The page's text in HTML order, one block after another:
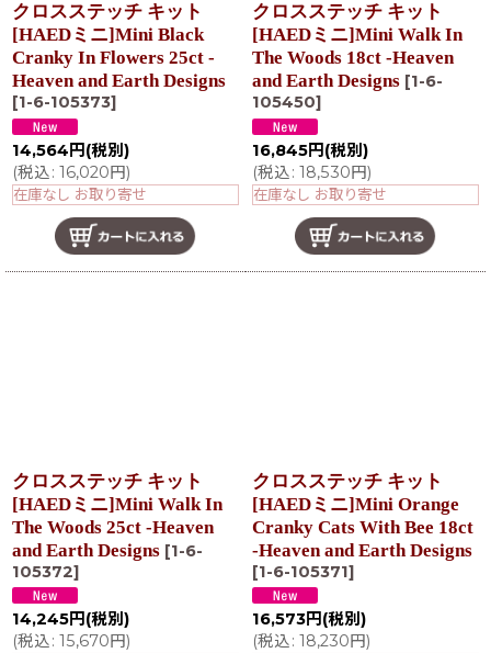
クロスステッチ キット
[HAEDミニ]Mini Black
Cranky In Flowers 25ct -
Heaven and Earth Designs
[1-6-105373]
14,564 円 (税別)
(税込: 16,020円)
在庫なし お取り寄せ
クロスステッチ キット
[HAEDミニ]Mini Walk In
The Woods 18ct -Heaven
and Earth Designs [1-6-
105450]
16,845円 (税別)
(税込: 18,530円)
在庫なし お取り寄せ
クロスステッチ キット
[HAEDミニ]Mini Walk In
The Woods 25ct -Heaven
and Earth Designs [1-6-
105372]
14,245円 (税別)
(税込: 15,670円)
クロスステッチ キット
[HAEDミニ]Mini Orange
Cranky Cats With Bee 18ct
-Heaven and Earth Designs
[1-6-105371]
16,573円 (税別)
(税込: 18,230円)